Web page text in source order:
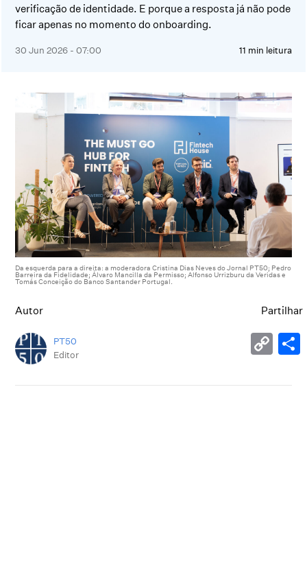
verificação de identidade. E porque a resposta já não pode
ficar apenas no momento do onboarding.
30 Jun 2026 - 07:00 11 min leitura
Da esquerda para a direita: a moderadora Cristina Dias Neves do Jornal PT50; Pedro
Barreira da Fidelidade; Álvaro Mancilla da Permisso; Alfonso Urrizburu da Veridas e
Tomás Conceição do Banco Santander Portugal.
Autor
PT50
Editor
Partilhar